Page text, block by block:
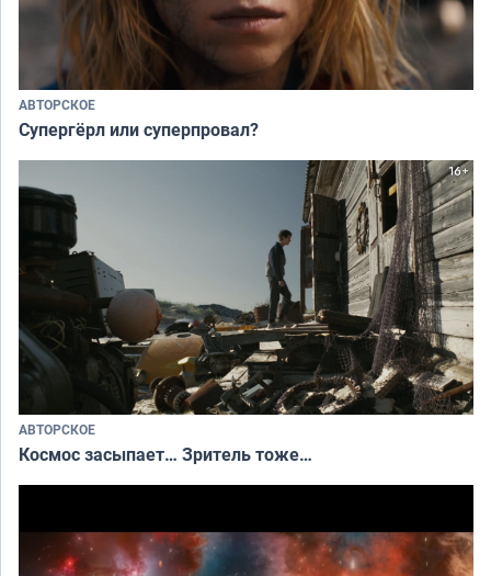
АВТОРСКОЕ
Супергёрл или суперпровал?
АВТОРСКОЕ
Космос засыпает… Зритель тоже…